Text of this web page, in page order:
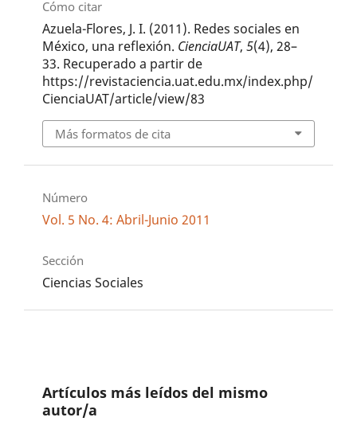
Cómo citar
Azuela-Flores, J. I. (2011). Redes sociales en
México, una reflexión. CienciaUAT,5(4), 28–
33. Recuperado a partir de
https://revistaciencia.uat.edu.mx/index.php/
CienciaUAT/article/view/83
Más formatos de cita
Número
Vol. 5 No. 4: Abril-Junio 2011
Sección
Ciencias Sociales
Artículos más leídos del mismo
autor/a